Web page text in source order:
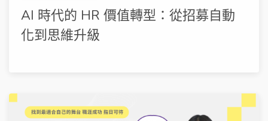
AI 時代的 HR 價值轉型：從招募自動
化到思維升級